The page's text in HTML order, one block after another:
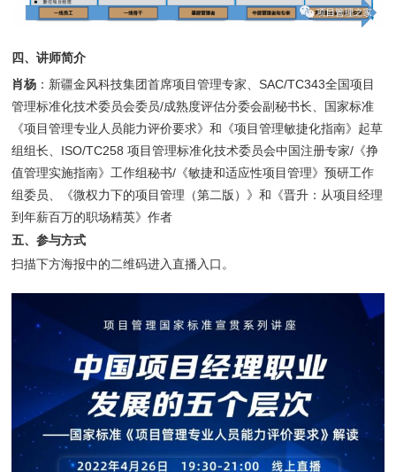
四、讲师简介
肖杨 ：新疆金风科技集团首席项目管理专家、SAC/TC343全国项目
管理标准化技术委员会委员/成熟度评估分委会副秘书长、国家标准
《项目管理专业人员能力评价要求》和《项目管理敏捷化指南》起草
组组长、ISO/TC258 项目管理标准化技术委员会中国注册专家/《挣
值管理实施指南》工作组秘书/《敏捷和适应性项目管理》预研工作
组委员、《微权力下的项目管理（第二版）》和《晋升：从项目经理
到年薪百万的职场精英》作者
五、参与方式
扫描下方海报中的二维码进入直播入口。